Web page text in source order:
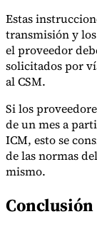
Estas
transmisión y
el proveedor
solicitados por
al CSM.
Si los
de un mes a
ICM, esto se
de las normas
mismo.
Conclusión